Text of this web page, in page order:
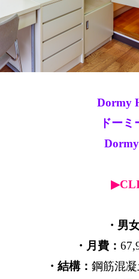
Dormy
ドーミ
・男
・月費：
・結構： 鋼筋混